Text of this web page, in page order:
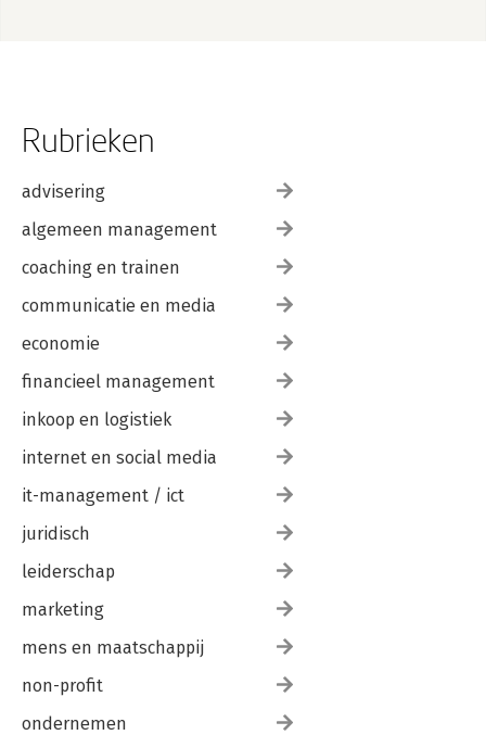
Rubrieken
advisering
algemeen management
coaching en trainen
communicatie en media
economie
financieel management
inkoop en logistiek
internet en social media
it-management / ict
juridisch
leiderschap
marketing
mens en maatschappij
non-profit
ondernemen